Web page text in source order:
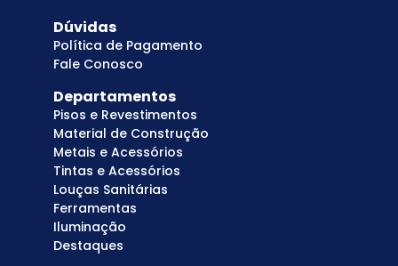
Dúvidas
Política de Pagamento
Fale Conosco
Departamentos
Pisos e Revestimentos
Material de Construção
Metais e Acessórios
Tintas e Acessórios
Louças Sanitárias
Ferramentas
Iluminação
Destaques